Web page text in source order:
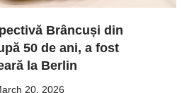
Brâncuși din
50 de ani, a fost
la Berlin
20, 2026